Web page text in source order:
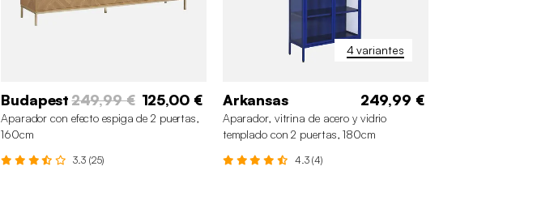
Budapest 249,99 € 125,00 €
Aparador con efecto espiga de 2 puertas,
160cm
3.3 (25)
4 variantes
Arkansas 249,99 €
Aparador, vitrina de acero y vidrio
templado con 2 puertas, 180cm
4.3 (4)